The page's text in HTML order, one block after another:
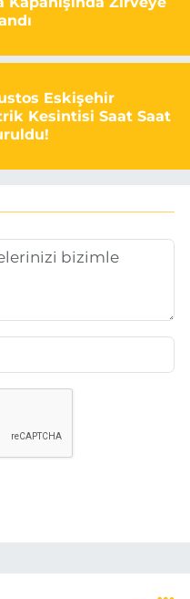
Eskişehir
Kesintisi Saat Saat